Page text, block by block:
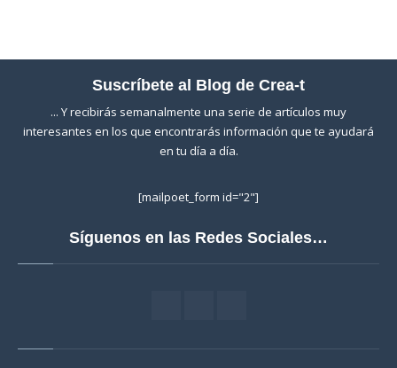
Suscríbete al Blog de Crea-t
... Y recibirás semanalmente una serie de artículos muy
interesantes en los que encontrarás información que te ayudará
en tu día a día.
[mailpoet_form id="2"]
Síguenos en las Redes Sociales…